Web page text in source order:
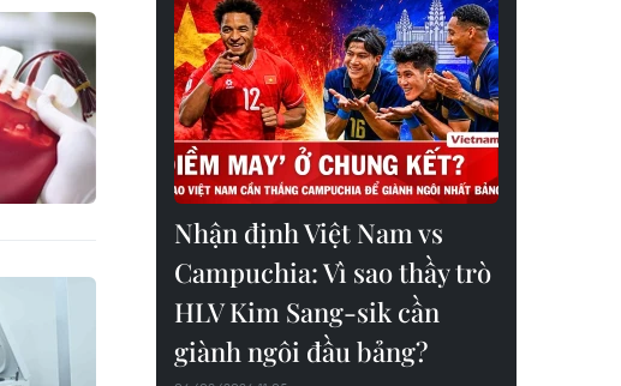
Nhận định Việt Nam vs
Campuchia: Vì sao thầy trò
HLV Kim Sang-sik cần
giành ngôi đầu bảng?